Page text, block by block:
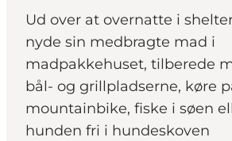
Planlæg ferien
Ud over at overnatte i
nyde sin medbragte mad i
madpakkehuset, tilberede
bål- og grillpladserne, køre
mountainbike, fiske i søen
hunden fri i hundeskoven